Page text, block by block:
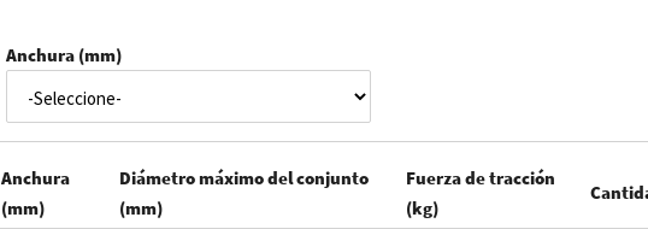
Anchura (mm)
Anchura
(mm)
Diámetro máximo del conjunto
(mm)
Fuerza de tracción
(kg)